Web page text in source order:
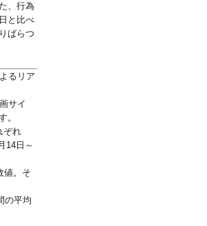
、行為
と比べ
ばらつ
るリア
サイ
。
ぞれ
14日～
値。そ
の平均